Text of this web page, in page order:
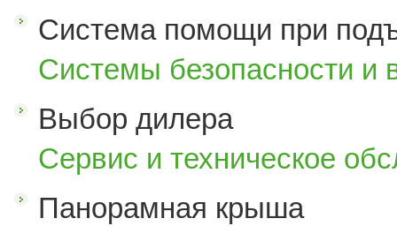
Система помощи при
Системы безопасности и
Выбор дилера
Сервис и техническое
Панорамная крыша